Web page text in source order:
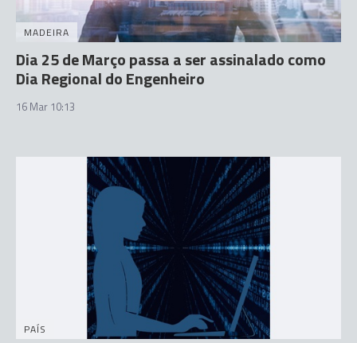
MADEIRA
Dia 25 de Março passa a ser assinalado como
Dia Regional do Engenheiro
16 Mar 10:13
PAÍS